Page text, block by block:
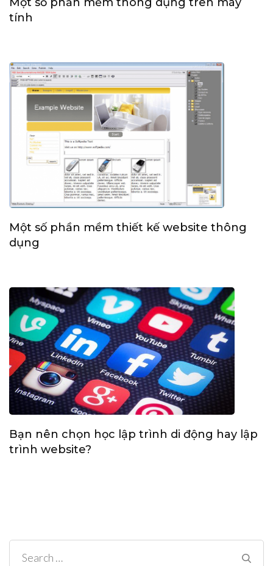
tính
Một số phần mềm thiết kế website thông
dụng
Bạn nên chọn học lập trình di động hay lập
trình website?
Search